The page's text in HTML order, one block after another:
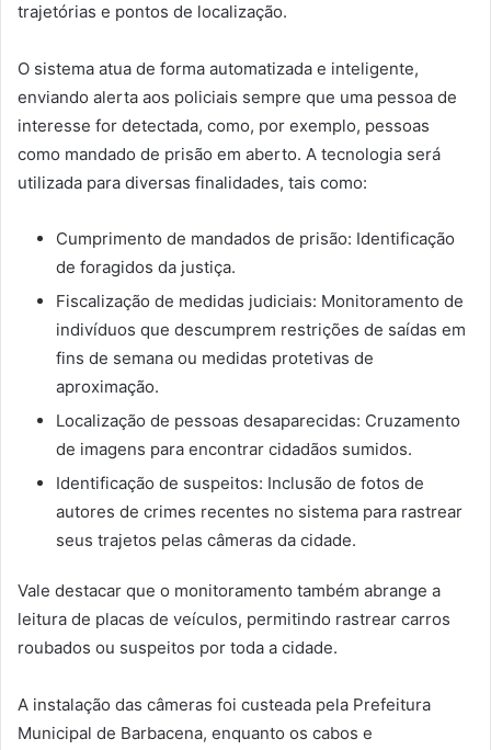
trajetórias e pontos de localização.
O sistema atua de forma automatizada e inteligente,
enviando alerta aos policiais sempre que uma pessoa de
interesse for detectada, como, por exemplo, pessoas
como mandado de prisão em aberto. A tecnologia será
utilizada para diversas finalidades, tais como:
Cumprimento de mandados de prisão: Identificação
de foragidos da justiça.
Fiscalização de medidas judiciais: Monitoramento de
indivíduos que descumprem restrições de saídas em
fins de semana ou medidas protetivas de
aproximação.
Localização de pessoas desaparecidas: Cruzamento
de imagens para encontrar cidadãos sumidos.
Identificação de suspeitos: Inclusão de fotos de
autores de crimes recentes no sistema para rastrear
seus trajetos pelas câmeras da cidade.
Vale destacar que o monitoramento também abrange a
leitura de placas de veículos, permitindo rastrear carros
roubados ou suspeitos por toda a cidade.
A instalação das câmeras foi custeada pela Prefeitura
Municipal de Barbacena, enquanto os cabos e